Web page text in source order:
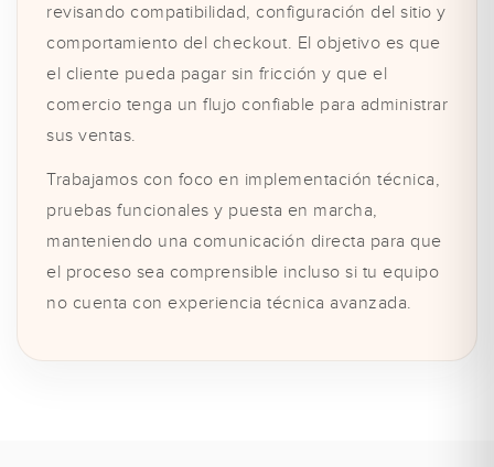
revisando compatibilidad, configuración del sitio y
comportamiento del checkout. El objetivo es que
el cliente pueda pagar sin fricción y que el
comercio tenga un flujo confiable para administrar
sus ventas.
Trabajamos con foco en implementación técnica,
pruebas funcionales y puesta en marcha,
manteniendo una comunicación directa para que
el proceso sea comprensible incluso si tu equipo
no cuenta con experiencia técnica avanzada.